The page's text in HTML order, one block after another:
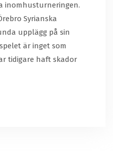
inomhusturneringen.
Syrianska
upplägg på sin
är inget som
tidigare haft skador